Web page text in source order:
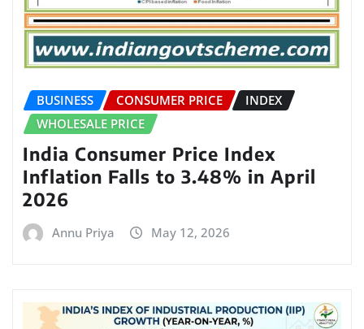
BUSINESS CONSUMER PRICE
INDEX
WHOLESALE PRICE
India Consumer Price Index
Inflation Falls to 3.48% in April
2026
Annu Priya May 12, 2026